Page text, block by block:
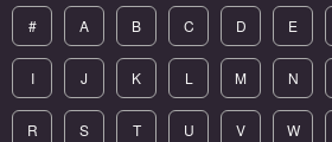
# A B C D E
I J K L M N
R S T U V W